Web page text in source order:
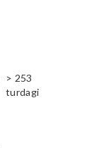
> 253
turdagi